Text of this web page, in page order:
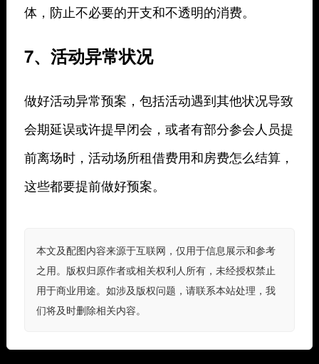
体，防止不必要的开支和不透明的消费。
7、活动异常状况
做好活动异常预案，包括活动遇到其他状况导致
会期延误或许提早闭会，或者有部分参会人员提
前离场时，活动场所租借费用和房费怎么结算，
这些都要提前做好预案。
本文及配图内容来源于互联网，仅用于信息展示和参考
之用。版权归原作者或相关权利人所有，未经授权禁止
用于商业用途。如涉及版权问题，请联系本站处理，我
们将及时删除相关内容。